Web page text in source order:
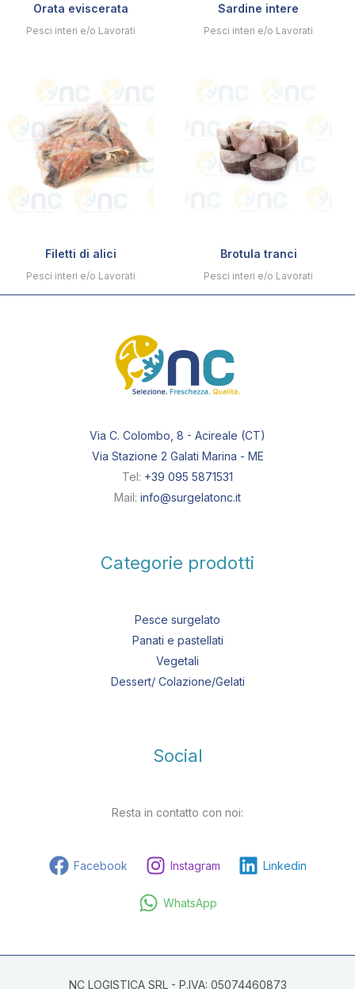
Orata eviscerata
Pesci interi e/o Lavorati
Sardine intere
Pesci interi e/o Lavorati
Filetti di alici
Pesci interi e/o Lavorati
Brotula tranci
Pesci interi e/o Lavorati
Via C. Colombo, 8 - Acireale (CT)
Via Stazione 2 Galati Marina - ME
Tel: +39 095 5871531
Mail: info@surgelatonc.it
Categorie prodotti
Pesce surgelato
Panati e pastellati
Vegetali
Dessert/ Colazione/Gelati
Social
Resta in contatto con noi:
Facebook Instagram Linkedin
WhatsApp
NC LOGISTICA SRL - P.IVA: 05074460873